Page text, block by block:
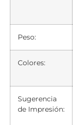
Peso:
Colores:
Sugerencia
de Impresión: